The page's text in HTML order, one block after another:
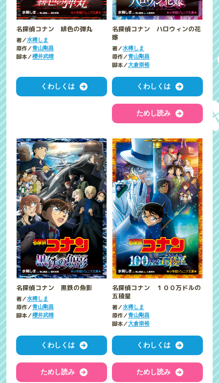
名探偵コナン 緋色の弾丸
著／水稀しま
原作／青山剛昌
脚本／櫻井武晴
くわしくは
名探偵コナン ハロウィンの花
嫁
著／水稀しま
原作／青山剛昌
脚本／大倉崇裕
くわしくは
ためし読み
名探偵コナン 黒鉄の魚影
著／水稀しま
原作／青山剛昌
脚本／櫻井武晴
くわしくは
ためし読み
名探偵コナン １００万ドルの
五稜星
著／水稀しま
原作／青山剛昌
脚本／大倉崇裕
くわしくは
ためし読み